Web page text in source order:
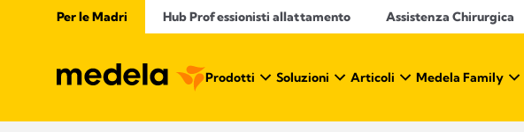
Per le Madri Hub Professionisti allattamento​ Assistenza Chirurgica
Prodotti Soluzioni Articoli Medela Family